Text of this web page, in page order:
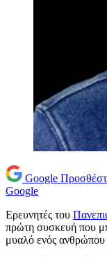
Google
Google
Ερευνητές του
πρώτη συσκευή που
μυαλό ενός ανθρώπου